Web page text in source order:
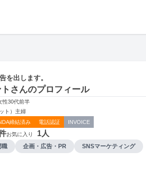
を出します。
さんのプロフィール
性30代前半
ト） 主婦
締結済み 電話認証 INVOICE
お気に入り 1人
職 企画・広告・PR
SNSマーケティング